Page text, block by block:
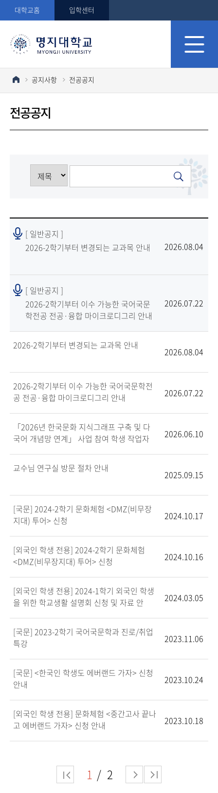
대학교홈 입학센터
공지사항 전공공지
전공공지
[ 일반공지 ]
2026-2학기부터 변경되는 교과목 안내
2026.08.04
[ 일반공지 ]
2026-2학기부터 이수 가능한 국어국문
학전공 전공·융합 마이크로디그리 안내
2026.07.22
2026-2학기부터 변경되는 교과목 안내
2026.08.04
2026-2학기부터 이수 가능한 국어국문학전
공 전공·융합 마이크로디그리 안내
2026.07.22
「2026년 한국문화 지식그래프 구축 및 다
국어 개념망 연계」 사업 참여 학생 작업자
2026.06.10
교수님 연구실 방문 절차 안내
2025.09.15
[국문] 2024-2학기 문화체험 <DMZ(비무장
지대) 투어> 신청
2024.10.17
[외국인 학생 전용] 2024-2학기 문화체험
<DMZ(비무장지대) 투어> 신청
2024.10.16
[외국인 학생 전용] 2024-1학기 외국인 학생
을 위한 학교생활 설명회 신청 및 자료 안
2024.03.05
[국문] 2023-2학기 국어국문학과 진로/취업
특강
2023.11.06
[국문] <한국인 학생도 에버랜드 가자> 신청
안내
2023.10.24
[외국인 학생 전용] 문화체험 <중간고사 끝나
고 에버랜드 가자> 신청 안내
2023.10.18
1 2